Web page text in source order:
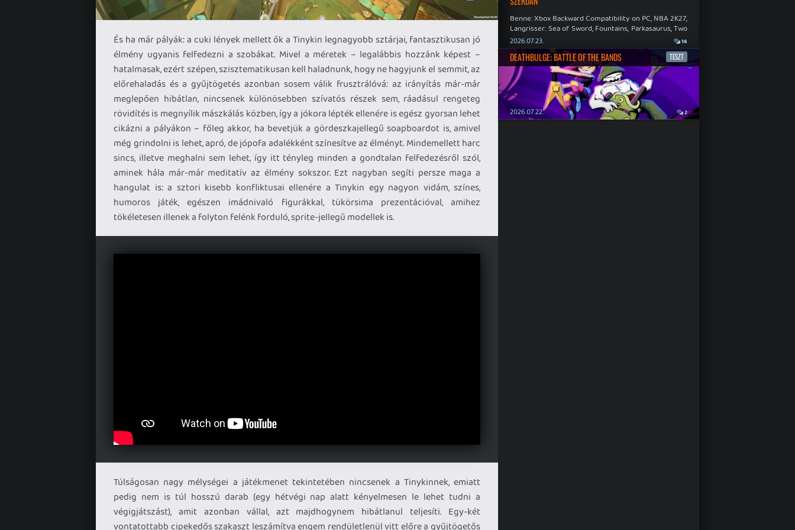
És ha már pályák: a cuki lények mellett ők a Tinykin legnagyobb sztárjai, fantasztikusan jó
élmény ugyanis felfedezni a szobákat. Mivel a méretek – legalábbis hozzánk képest –
hatalmasak, ezért szépen, szisztematikusan kell haladnunk, hogy ne hagyjunk el semmit, az
előrehaladás és a gyűjtögetés azonban sosem válik frusztrálóvá: az irányítás már-már
meglepően hibátlan, nincsenek különösebben szívatós részek sem, ráadásul rengeteg
rövidítés is megnyílik mászkálás közben, így a jókora lépték ellenére is egész gyorsan lehet
cikázni a pályákon – főleg akkor, ha bevetjük a gördeszkajellegű soapboardot is, amivel
még grindolni is lehet, apró, de jópofa adalékként színesítve az élményt. Mindemellett harc
sincs, illetve meghalni sem lehet, így itt tényleg minden a gondtalan felfedezésről szól,
aminek hála már-már meditatív az élmény sokszor. Ezt nagyban segíti persze maga a
hangulat is: a sztori kisebb konfliktusai ellenére a Tinykin egy nagyon vidám, színes,
humoros játék, egészen imádnivaló figurákkal, tükörsima prezentációval, amihez
tökéletesen illenek a folyton felénk forduló, sprite-jellegű modellek is.
Túlságosan nagy mélységei a játékmenet tekintetében nincsenek a Tinykinnek, emiatt
pedig nem is túl hosszú darab (egy hétvégi nap alatt kényelmesen le lehet tudni a
végigjátszást), amit azonban vállal, azt majdhogynem hibátlanul teljesíti. Egy-két
vontatottabb cipekedős szakaszt leszámítva engem rendületlenül vitt előre a gyűjtögetős
Benne: Xbox Backward Compatibility on PC, NBA 2K27,
Langrisser: Sea of Sword, Fountains, Parkasaurus, Two
Point Hospital: Full Health Collection.
2026.07.23. 16
DEATHBULGE: BATTLE OF THE BANDS TESZT
2026.07.22. 2